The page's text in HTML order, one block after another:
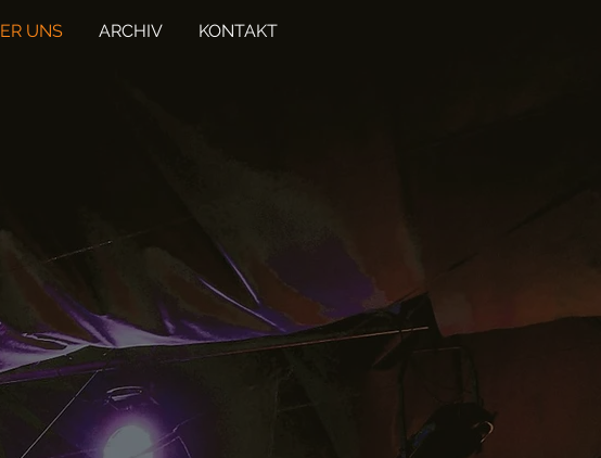
UNS ARCHIV KONTAKT